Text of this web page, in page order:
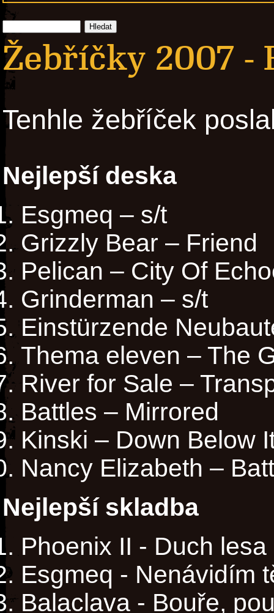
Žebříčky 2007 -
Tenhle žebříček
Nejlepší deska
Esgmeq – s/t
Grizzly Bear – Friend
Pelican – City Of
Grinderman – s/t
Einstürzende
Thema eleven – The
River for Sale –
Battles – Mirrored
Kinski – Down Below
Nancy Elizabeth –
Nejlepší skladba
Phoenix II - Duch lesa
Esgmeq - Nenávidím
Balaclava - Bouře,